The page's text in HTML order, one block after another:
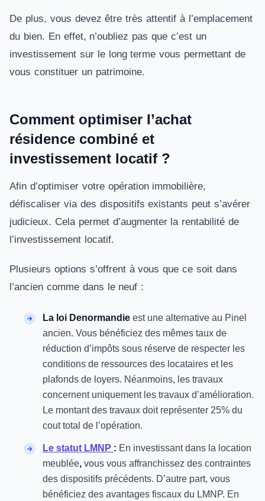
De plus, vous devez être très attentif à l’emplacement
du bien. En effet, n’oubliez pas que c’est un
investissement sur le long terme vous permettant de
vous constituer un patrimoine.
Comment optimiser l’achat
résidence combiné et
investissement locatif ?
Afin d’optimiser votre opération immobilière,
défiscaliser via des dispositifs existants peut s’avérer
judicieux. Cela permet d’augmenter la rentabilité de
l’investissement locatif.
Plusieurs options s’offrent à vous que ce soit dans
l’ancien comme dans le neuf :
La loi Denormandie est une alternative au Pinel
ancien. Vous bénéficiez des mêmes taux de
réduction d’impôts sous réserve de respecter les
conditions de ressources des locataires et les
plafonds de loyers. Néanmoins, les travaux
concernent uniquement les travaux d’amélioration.
Le montant des travaux doit représenter 25% du
cout total de l’opération.
Le statut LMNP : En investissant dans la location
meublée, vous vous affranchissez des contraintes
des dispositifs précédents. D’autre part, vous
bénéficiez des avantages fiscaux du LMNP. En